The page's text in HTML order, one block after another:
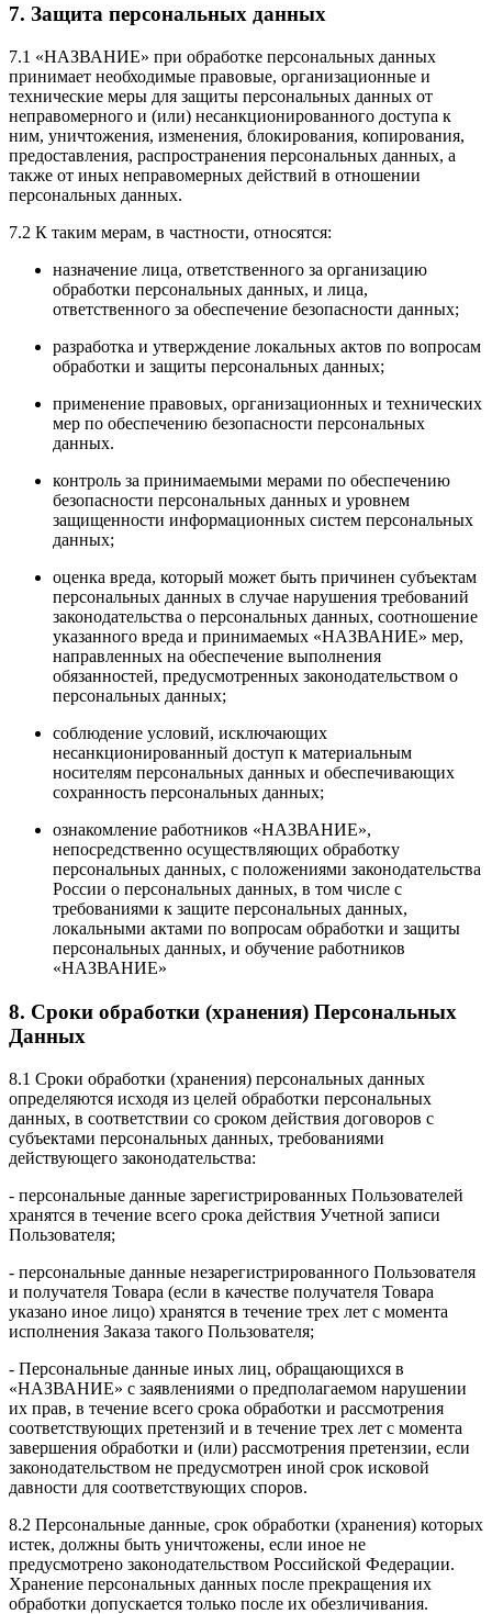
7. Защита персональных данных
7.1 «НАЗВАНИЕ» при обработке персональных данных
принимает необходимые правовые, организационные и
технические меры для защиты персональных данных от
неправомерного и (или) несанкционированного доступа к
ним, уничтожения, изменения, блокирования, копирования,
предоставления, распространения персональных данных, а
также от иных неправомерных действий в отношении
персональных данных.
7.2 К таким мерам, в частности, относятся:
назначение лица, ответственного за организацию
обработки персональных данных, и лица,
ответственного за обеспечение безопасности данных;
разработка и утверждение локальных актов по вопросам
обработки и защиты персональных данных;
применение правовых, организационных и технических
мер по обеспечению безопасности персональных
данных.
контроль за принимаемыми мерами по обеспечению
безопасности персональных данных и уровнем
защищенности информационных систем персональных
данных;
оценка вреда, который может быть причинен субъектам
персональных данных в случае нарушения требований
законодательства о персональных данных, соотношение
указанного вреда и принимаемых «НАЗВАНИЕ» мер,
направленных на обеспечение выполнения
обязанностей, предусмотренных законодательством о
персональных данных;
соблюдение условий, исключающих
несанкционированный доступ к материальным
носителям персональных данных и обеспечивающих
сохранность персональных данных;
ознакомление работников «НАЗВАНИЕ»,
непосредственно осуществляющих обработку
персональных данных, с положениями законодательства
России о персональных данных, в том числе с
требованиями к защите персональных данных,
локальными актами по вопросам обработки и защиты
персональных данных, и обучение работников
«НАЗВАНИЕ»
8. Сроки обработки (хранения) Персональных
Данных
8.1 Сроки обработки (хранения) персональных данных
определяются исходя из целей обработки персональных
данных, в соответствии со сроком действия договоров с
субъектами персональных данных, требованиями
действующего законодательства:
- персональные данные зарегистрированных Пользователей
хранятся в течение всего срока действия Учетной записи
Пользователя;
- персональные данные незарегистрированного Пользователя
и получателя Товара (если в качестве получателя Товара
указано иное лицо) хранятся в течение трех лет с момента
исполнения Заказа такого Пользователя;
- Персональные данные иных лиц, обращающихся в
«НАЗВАНИЕ» с заявлениями о предполагаемом нарушении
их прав, в течение всего срока обработки и рассмотрения
соответствующих претензий и в течение трех лет с момента
завершения обработки и (или) рассмотрения претензии, если
законодательством не предусмотрен иной срок исковой
давности для соответствующих споров.
8.2 Персональные данные, срок обработки (хранения) которых
истек, должны быть уничтожены, если иное не
предусмотрено законодательством Российской Федерации.
Хранение персональных данных после прекращения их
обработки допускается только после их обезличивания.